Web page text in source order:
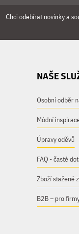
Chci odebírat novinky a
NAŠE
Osobní odběr
Módní
Úpravy oděvů
FAQ - časté
Zboží stažené
B2B – pro